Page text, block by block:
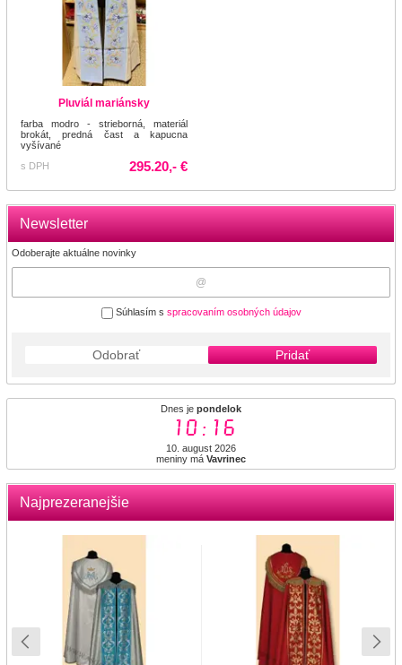
Newsletter
Odoberajte aktuálne novinky
Súhlasím s spracovaním osobných údajov
Odobrať Pridať
Dnes je pondelok
10:16
10. august 2026
meniny má Vavrinec
Najprezeranejšie
Pluviál mariánsky
farba modro - strieborná, materiál
brokát, predná čast a kapucna
vyšívané
s DPH
295.20,- €